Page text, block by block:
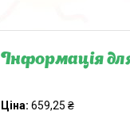
Інформація
Ціна: 659,25 ₴